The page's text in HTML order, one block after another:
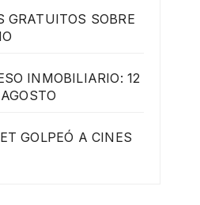
GRATUITOS SOBRE
INMOBILIARIO: 12
GOLPEÓ A CINES